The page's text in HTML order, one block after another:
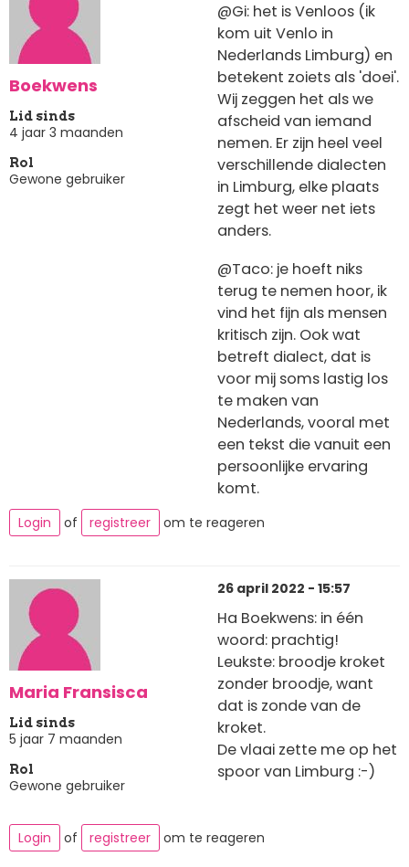
Boekwens
Lid sinds
4 jaar 3 maanden
Rol
Gewone gebruiker
@Gi: het is Venloos (ik
kom uit Venlo in
Nederlands Limburg) en
betekent zoiets als 'doei'.
Wij zeggen het als we
afscheid van iemand
nemen. Er zijn heel veel
verschillende dialecten
in Limburg, elke plaats
zegt het weer net iets
anders.
@Taco: je hoeft niks
terug te nemen hoor, ik
vind het fijn als mensen
kritisch zijn. Ook wat
betreft dialect, dat is
voor mij soms lastig los
te maken van
Nederlands, vooral met
een tekst die vanuit een
persoonlijke ervaring
komt.
Login of registreer om te reageren
Maria Fransisca
Lid sinds
5 jaar 7 maanden
Rol
Gewone gebruiker
26 april 2022 - 15:57
Ha Boekwens: in één
woord: prachtig!
Leukste: broodje kroket
zonder broodje, want
dat is zonde van de
kroket.
De vlaai zette me op het
spoor van Limburg :-)
Login of registreer om te reageren